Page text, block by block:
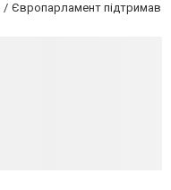
Європарламент підтримав